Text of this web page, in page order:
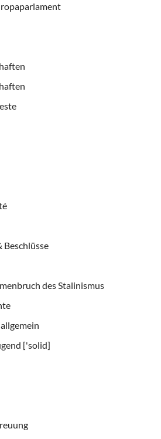
Beschlüsse
des Stalinismus
['solid]